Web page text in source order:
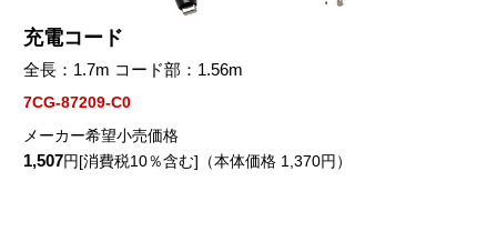
充電コード
全長：1.7m コード部：1.56m
7CG-87209-C0
メーカー希望小売価格
1,507円[消費税10％含む]（本体価格 1,370円）